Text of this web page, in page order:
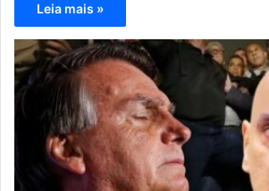
Leia mais »